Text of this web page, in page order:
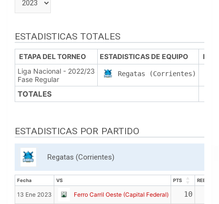
ESTADISTICAS TOTALES
ETAPA DEL TORNEO ESTADISTICAS DE EQUIPO
PJ
Liga Nacional - 2022/23
Fase Regular
Regatas (Corrientes)
TOTALES
ESTADISTICAS POR PARTIDO
Regatas (Corrientes)
Fecha VS PTS
REB
13 Ene 2023 Ferro Carril Oeste (Capital Federal) 10